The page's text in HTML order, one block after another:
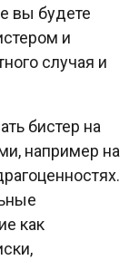
вы будете
и
случая и
бистер на
например на
как